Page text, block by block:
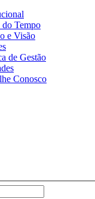
Tempo
e Visão
de Gestão
Conosco